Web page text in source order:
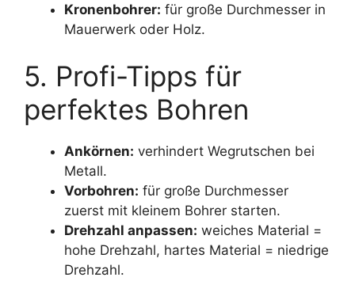
Kronenbohrer: für große Durchmesser in
Mauerwerk oder Holz.
5. Profi-Tipps für
perfektes Bohren
Ankörnen: verhindert Wegrutschen bei
Metall.
Vorbohren: für große Durchmesser
zuerst mit kleinem Bohrer starten.
Drehzahl anpassen: weiches Material =
hohe Drehzahl, hartes Material = niedrige
Drehzahl.